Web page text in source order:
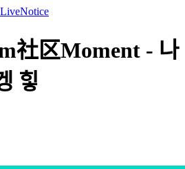
LiveNotice
社区Moment - 나
힣